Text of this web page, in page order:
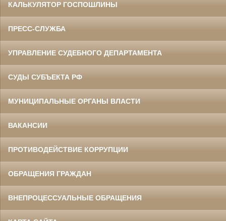
КАЛЬКУЛЯТОР ГОСПОШЛИНЫ
ПРЕСС-СЛУЖБА
УПРАВЛЕНИЕ СУДЕБНОГО ДЕПАРТАМЕНТА
СУДЫ СУБЪЕКТА РФ
МУНИЦИПАЛЬНЫЕ ОРГАНЫ ВЛАСТИ
ВАКАНСИИ
ПРОТИВОДЕЙСТВИЕ КОРРУПЦИИ
ОБРАЩЕНИЯ ГРАЖДАН
ВНЕПРОЦЕССУАЛЬНЫЕ ОБРАЩЕНИЯ